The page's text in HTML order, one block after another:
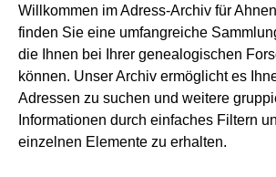
Willkommen im Adress-Archiv für
finden Sie eine umfangreiche
die Ihnen bei Ihrer genealogischen
können. Unser Archiv ermöglicht es
Adressen zu suchen und weitere
Informationen durch einfaches Filtern
einzelnen Elemente zu erhalten.